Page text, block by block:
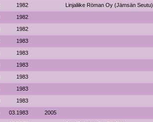
1982 Linjaliike Röman Oy (Jämsän Seutu)
1982
1982
1983
1983
1983
1983
1983
1983
03.1983 2005